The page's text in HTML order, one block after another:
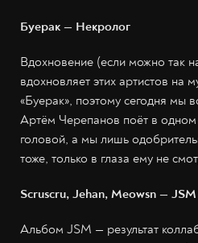
Буерак — Некролог
Вдохновение (если можно так
вдохновляет этих артистов на
«Буерак», поэтому сегодня мы
Артём Черепанов поёт в
головой, а мы лишь
тоже, только в глаза ему не
Scruscru, Jehan, Meowsn — JSM
Альбом JSM — результат